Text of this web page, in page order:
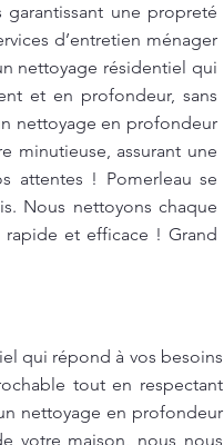
une propreté
d’entretien ménager
nettoyage résidentiel qui
et en profondeur, sans
nettoyage en profondeur
minutieuse, assurant une
attentes ! Pomerleau se
Nous nettoyons chaque
et efficace ! Grand
qui répond à vos besoins
tout en respectant
nettoyage en profondeur
votre maison, nous nous